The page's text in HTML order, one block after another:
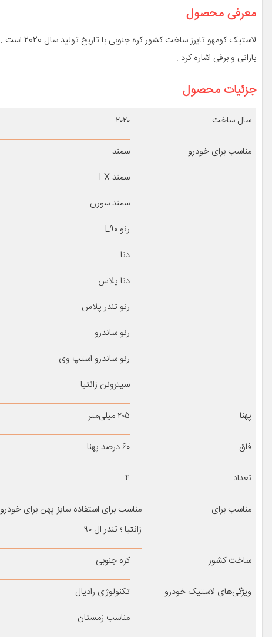
معرفی محصول
لاستیک
بارانی و برفی اشاره کرد .
جزئیات محصول
سال ساخت ۲۰۲۰
مناسب برای خودرو
سمند
سمند LX
سمند سورن
رنو L۹۰
دنا
دنا پلاس
رنو تندر پلاس
رنو ساندرو
رنو ساندرو استپ وی
سیتروئن زانتیا
پهنا ۲۰۵ میلی‌متر
فاق ۶۰ درصد پهنا
تعداد ۴
مناسب برای
مناسب برای استفاده سایز پهن برای
زانتیا ؛ تندر ال ۹۰
ساخت کشور کره جنوبی
ویژگی‌های لاستیک خودرو
تکنولوژی رادیال
مناسب زمستان